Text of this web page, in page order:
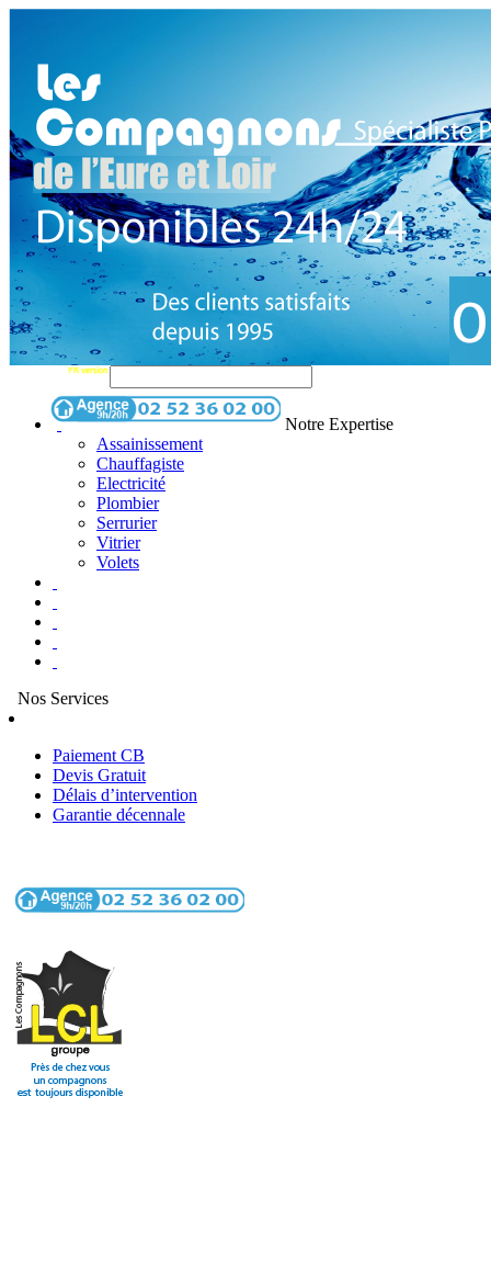
Notre Expertise
Assainissement
Chauffagiste
Electricité
Plombier
Serrurier
Vitrier
Volets
Nos Services
Paiement CB
Devis Gratuit
Délais d’intervention
Garantie décennale